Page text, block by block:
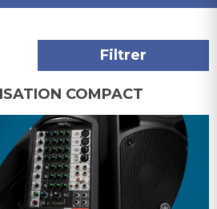
Filtrer
COMPACT